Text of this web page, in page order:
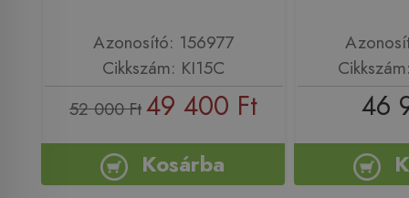
Azonosító: 156977
Cikkszám: KI15C
52 000 Ft49 400 Ft
Kosárba
46